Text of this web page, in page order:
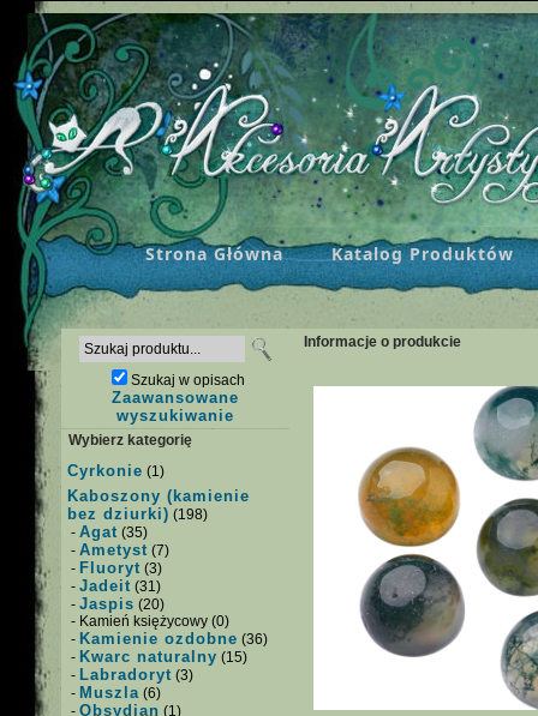
Strona Główna Katalog Produktów
Szukaj w opisach
Zaawansowane
wyszukiwanie
Wybierz kategorię
Cyrkonie (1)
Kaboszony (kamienie
bez dziurki) (198)
- Agat (35)
- Ametyst (7)
- Fluoryt (3)
- Jadeit (31)
- Jaspis (20)
- Kamień księżycowy (0)
- Kamienie ozdobne (36)
- Kwarc naturalny (15)
- Labradoryt (3)
- Muszla (6)
- Obsydian (1)
Informacje o produkcie